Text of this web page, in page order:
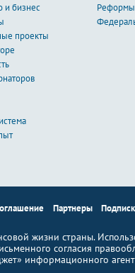
и бизнес
проекты
Реформы
Партнеры
жизни страны.
согласия
информационного